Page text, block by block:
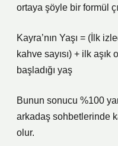
ortaya şöyle bir formül
Kayra’nın Yaşı = (İlk
kahve sayısı) + ilk
başladığı yaş
Bunun sonucu %100
arkadaş sohbetlerinde
olur.